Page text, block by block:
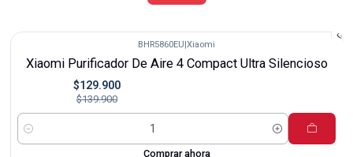
BHR5860EU|Xiaomi
Xiaomi Purificador De Aire 4 Compact Ultra Silencioso
$129.900
$139.900
Cantidad
Comprar ahora